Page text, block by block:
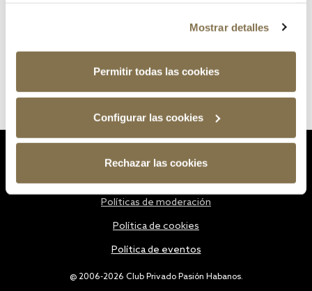
Mostrar detalles
Permitir todas las cookies
Configurar las cookies
Rechazar las cookies
@ 2006-2026 Club Privado Pasión Habanos.
Políticas de moderación
Política de cookies
Política de eventos